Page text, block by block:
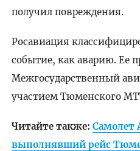
получил повреждения.
Росавиация
событие, как аварию. Ее
Межгосударственный
участием Тюменского
Читайте также: Самолет
выполнявший рейс